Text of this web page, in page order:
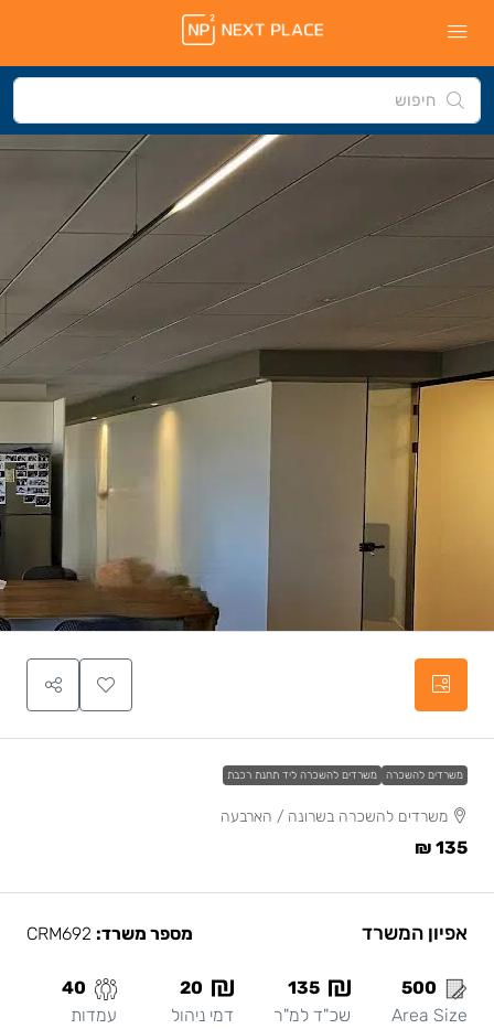
משרדים להשכרה משרדים להשכרה ליד תחנת רכבת
משרדים להשכרה בשרונה / הארבעה
135 ₪
אפיון המשרד מספר משרד:
500
Area Size
135
שכ"ד למ"ר
20
דמי ניהול
40
עמדות